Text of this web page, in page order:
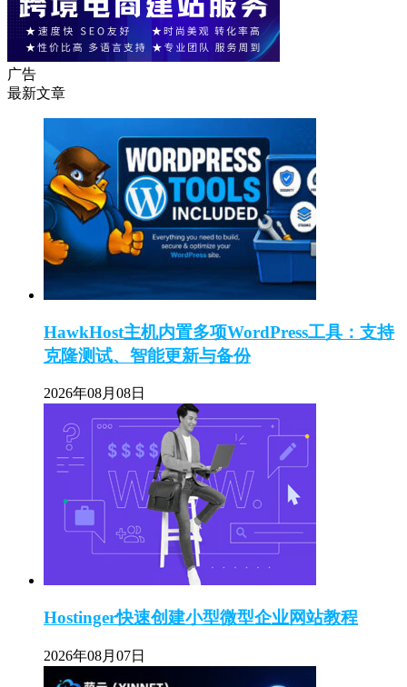
广告
最新文章
HawkHost主机内置多项WordPress工具：支持
克隆测试、智能更新与备份
2026年08月08日
Hostinger快速创建小型微型企业网站教程
2026年08月07日